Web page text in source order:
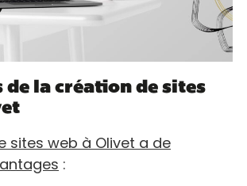
de la création de sites
sites web à Olivet a de
: